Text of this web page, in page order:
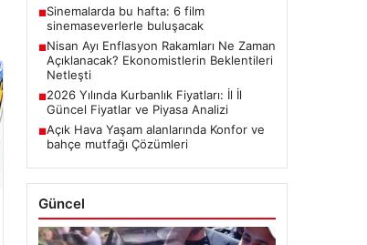
■Sinemalarda bu hafta: 6 film
sinemaseverlerle buluşacak
■Nisan Ayı Enflasyon Rakamları Ne Zaman
Açıklanacak? Ekonomistlerin Beklentileri
Netleşti
■2026 Yılında Kurbanlık Fiyatları: İl İl
Güncel Fiyatlar ve Piyasa Analizi
■Açık Hava Yaşam alanlarında Konfor ve
bahçe mutfağı Çözümleri
Güncel